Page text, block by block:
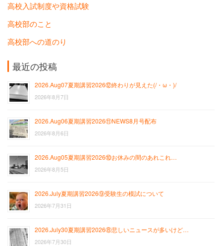
高校入試制度や資格試験
高校部のこと
高校部への道のり
最近の投稿
2026.Aug07夏期講習2026⑫終わりが見えた(/・ω・)/
2026年8月7日
2026.Aug06夏期講習2026⑪NEWS8月号配布
2026年8月6日
2026.Aug05夏期講習2026⑩お休みの間のあれこれ…
2026年8月5日
2026.July夏期講習2026⑨受験生の模試について
2026年7月31日
2026.July30夏期講習2026⑧悲しいニュースが多いけど…
2026年7月30日